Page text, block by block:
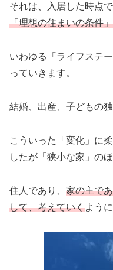
それは、入居した時点
「理想の住まいの条件
いわゆる「ライフステ
っていきます。
結婚、出産、子どもの
こういった「変化」に
したが「狭小な家」の
住人であり、 家の主で
して、考えていくよう